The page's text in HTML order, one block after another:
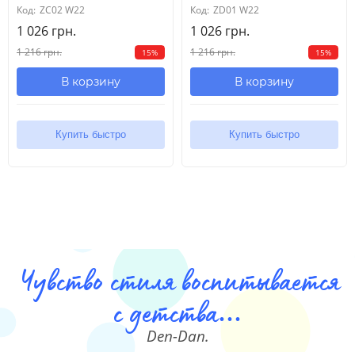
Код: ZC02 W22
1 026 грн.
1 216 грн. 15%
В корзину
Купить быстро
Код: ZD01 W22
1 026 грн.
1 216 грн. 15%
В корзину
Купить быстро
Чувство стиля воспитывается
с детства...
Den-Dan.